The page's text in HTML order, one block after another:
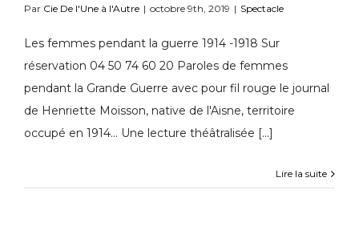
Par Cie De l'Une à l'Autre | octobre 9th, 2019 | Spectacle
Les femmes pendant la guerre 1914 -1918 Sur
réservation 04 50 74 60 20 Paroles de femmes
pendant la Grande Guerre avec pour fil rouge le journal
de Henriette Moisson, native de l'Aisne, territoire
occupé en 1914... Une lecture théâtralisée [...]
Lire la suite